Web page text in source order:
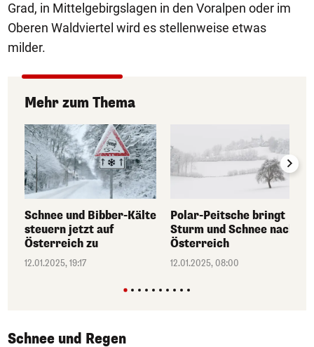
Grad, in Mittelgebirgslagen in den Voralpen oder im
Oberen Waldviertel wird es stellenweise etwas
milder.
Mehr zum Thema
Schnee und Bibber-Kälte
steuern jetzt auf
Österreich zu
12.01.2025, 19:17
Polar-Peitsche bringt
Sturm und Schnee nach
Österreich
12.01.2025, 08:00
Schnee und Regen